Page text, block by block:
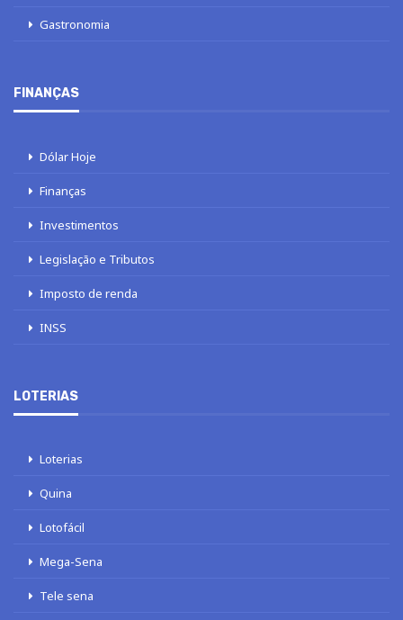
Gastronomia
FINANÇAS
Dólar Hoje
Finanças
Investimentos
Legislação e Tributos
Imposto de renda
INSS
LOTERIAS
Loterias
Quina
Lotofácil
Mega-Sena
Tele sena